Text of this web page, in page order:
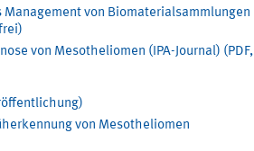
von Biomaterialsammlungen
von Mesotheliomen (IPA-Journal) (PDF,
von Mesotheliomen